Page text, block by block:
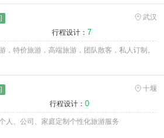
武汉
行程设计： 7
，特价旅游，高端旅游，团队散客，私人订制。
十堰
行程设计： 0
人、公司、家庭定制个性化旅游服务